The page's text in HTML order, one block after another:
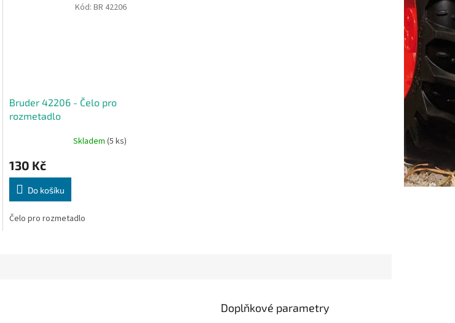
Bruder 42206 - Čelo pro
rozmetadlo
Skladem (5 ks)
130 Kč
Do košíku
Čelo pro rozmetadlo
Kód: BR 42206
Doplňkové parametry